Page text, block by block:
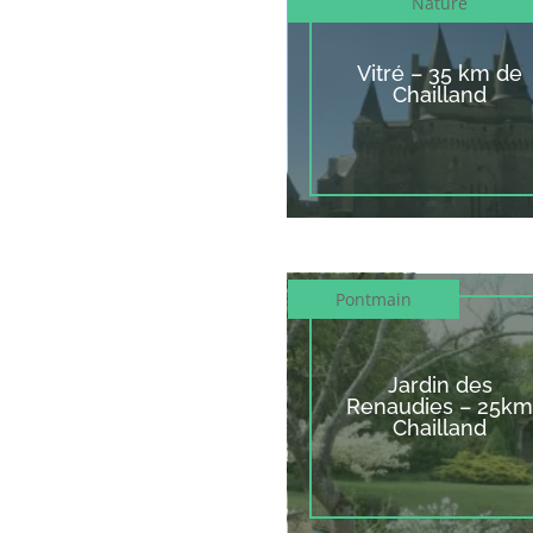
Vitré – 35 km de
Chailland
Jardin des
Renaudies – 25km
Chailland
Pontmain